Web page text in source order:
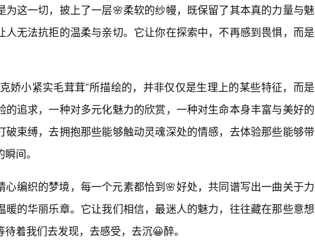
为这一切，披上了一层🌸柔软的纱幔，既保留了其本真的力量与魅
人无法抗拒的温柔与亲切。它让你在探索中，不再感到畏惧，而是
娇小紧实毛茸茸”所描绘的，并非仅仅是生理上的某些特征，而是
的追求，一种对多元化魅力的欣赏，一种对生命本身丰富与美好的
破束缚，去拥抱那些能够触动灵魂深处的情感，去体验那些能够带
间。
心编织的梦境，每一个元素都恰到🌸好处，共同谱写出一曲关于力
暖的华丽乐章。它让我们相信，最迷人的魅力，往往藏在那些意想
着我们去发现，去感受，去沉😀醉。